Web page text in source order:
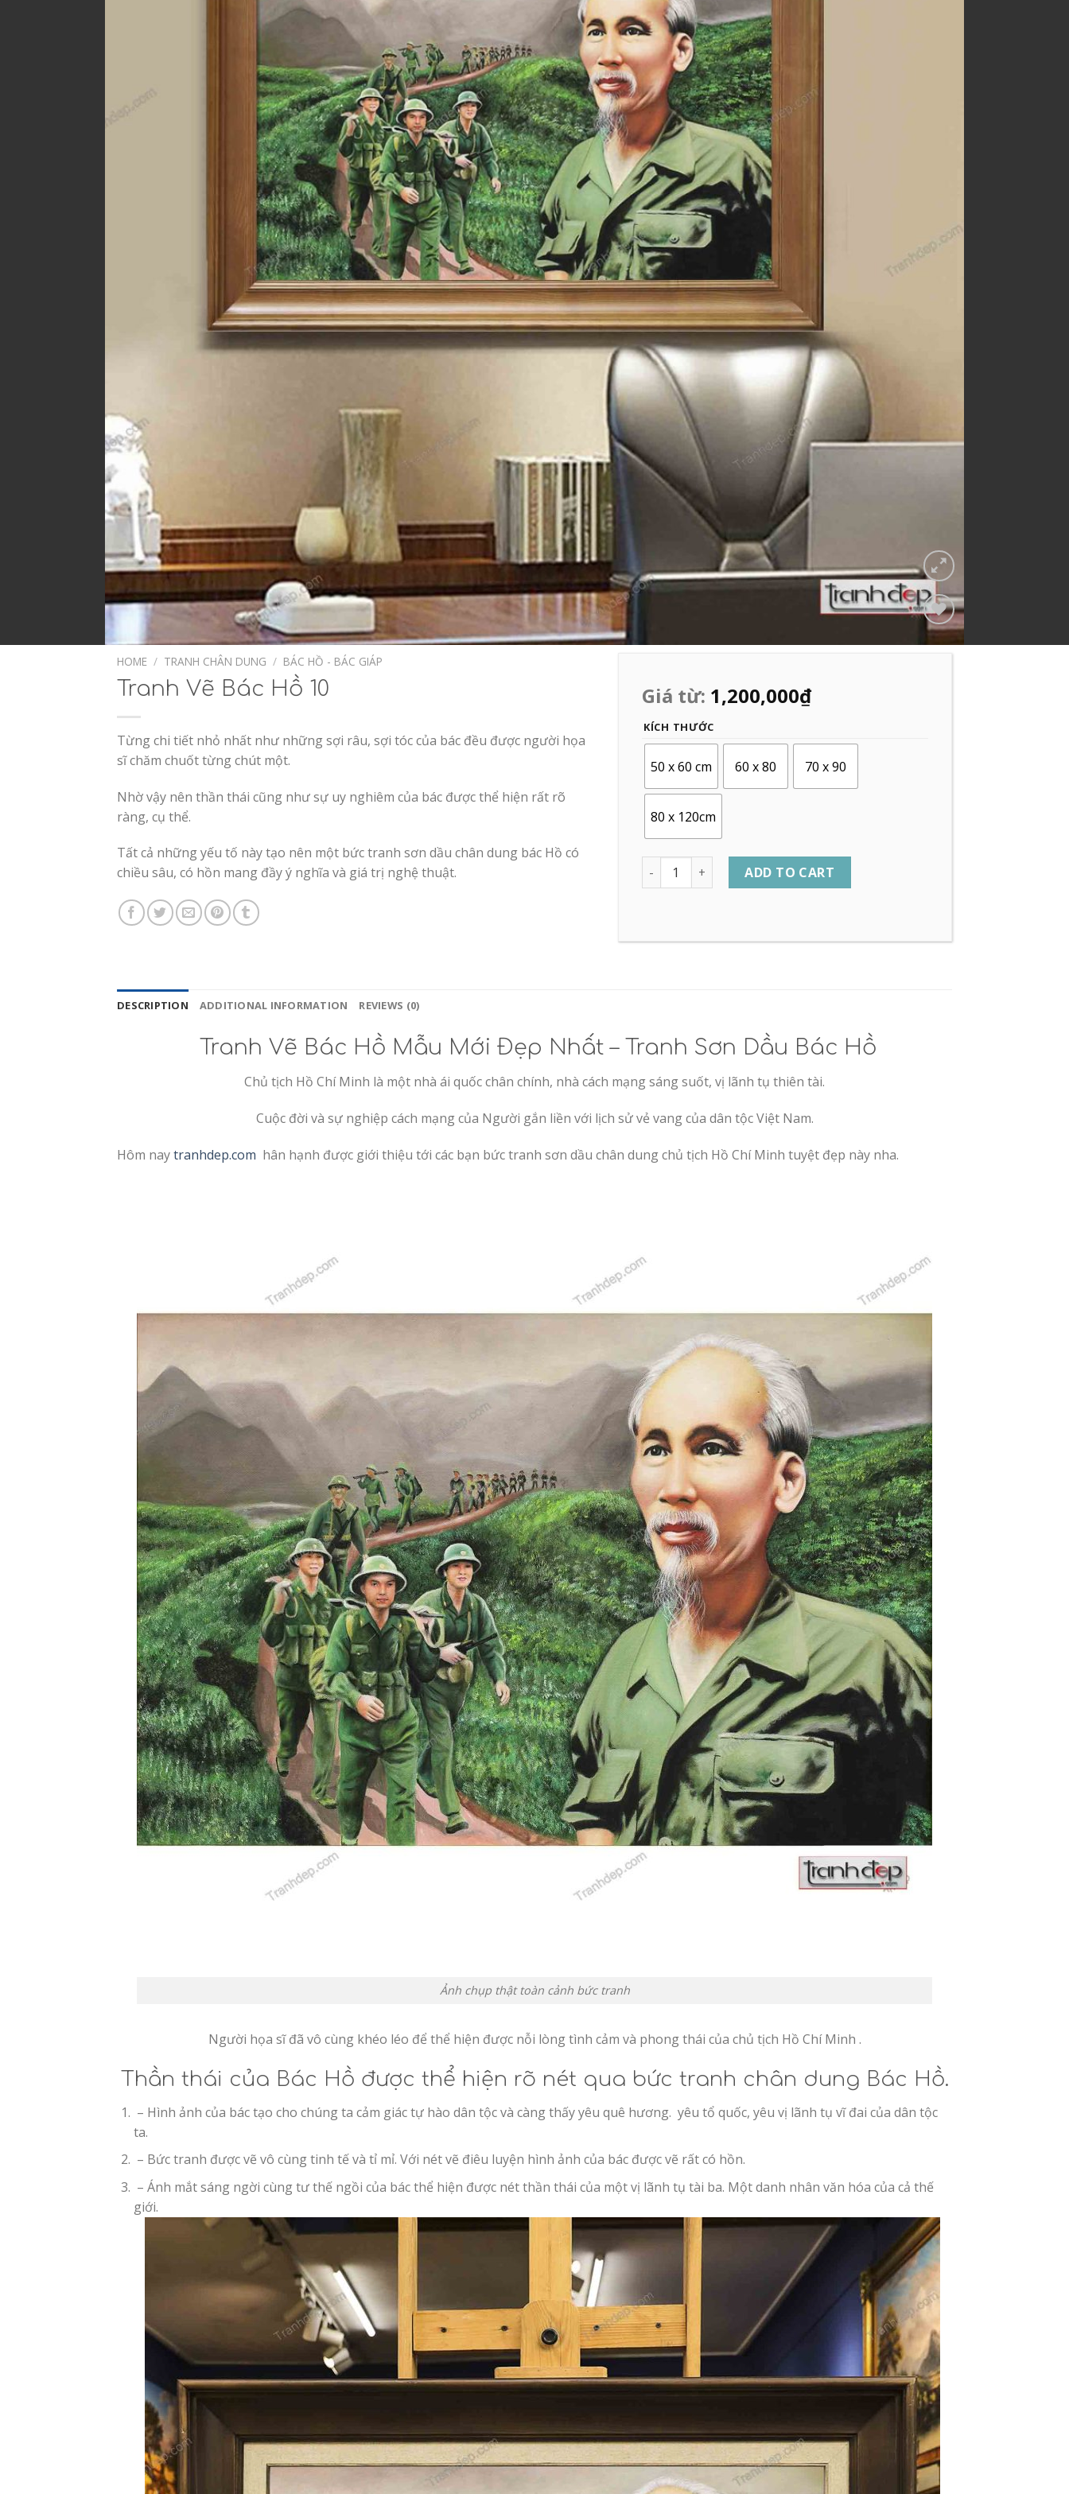
Add to
HOME / TRANH CHÂN DUNG / BÁC HỒ - BÁC GIÁP
Tranh Vẽ Bác Hồ 10
Từng chi tiết nhỏ nhất như những sợi râu, sợi tóc của bác đều được người họa
sĩ chăm chuốt từng chút một.
Nhờ vậy nên thần thái cũng như sự uy nghiêm của bác được thể hiện rất rõ
ràng, cụ thể.
Tất cả những yếu tố này tạo nên một bức tranh sơn dầu chân dung bác Hồ có
chiều sâu, có hồn mang đầy ý nghĩa và giá trị nghệ thuật.
Giá từ: 1,200,000₫
KÍCH THƯỚC
50 x 60 cm 60 x 80 70 x 90
80 x 120cm
Quantity ADD TO CART
DESCRIPTION ADDITIONAL INFORMATION REVIEWS (0)
Tranh Vẽ Bác Hồ Mẫu Mới Đẹp Nhất – Tranh Sơn Dầu Bác Hồ
Chủ tịch Hồ Chí Minh là một nhà ái quốc chân chính, nhà cách mạng sáng suốt, vị lãnh tụ thiên tài.
Cuộc đời và sự nghiệp cách mạng của Người gắn liền với lịch sử vẻ vang của dân tộc Việt Nam.
Hôm naytranhdep.com hân hạnh được giới thiệu tới các bạn bức tranh sơn dầu chân dung chủ tịch Hồ Chí Minh tuyệt đẹp này nha.
Ảnh chụp thật toàn cảnh bức tranh
Người họa sĩ đã vô cùng khéo léo để thể hiện được nỗi lòng tình cảm và phong thái của chủ tịch Hồ Chí Minh .
Thần thái của Bác Hồ được thể hiện rõ nét qua bức tranh chân dung Bác Hồ.
– Hình ảnh của bác tạo cho chúng ta cảm giác tự hào dân tộc và càng thấy yêu quê hương. yêu tổ quốc, yêu vị lãnh tụ vĩ đai của dân tộc
ta.
– Bức tranh được vẽ vô cùng tinh tế và tỉ mỉ. Với nét vẽ điêu luyện hình ảnh của bác được vẽ rất có hồn.
– Ánh mắt sáng ngời cùng tư thế ngồi của bác thể hiện được nét thần thái của một vị lãnh tụ tài ba. Một danh nhân văn hóa của cả thế
giới.